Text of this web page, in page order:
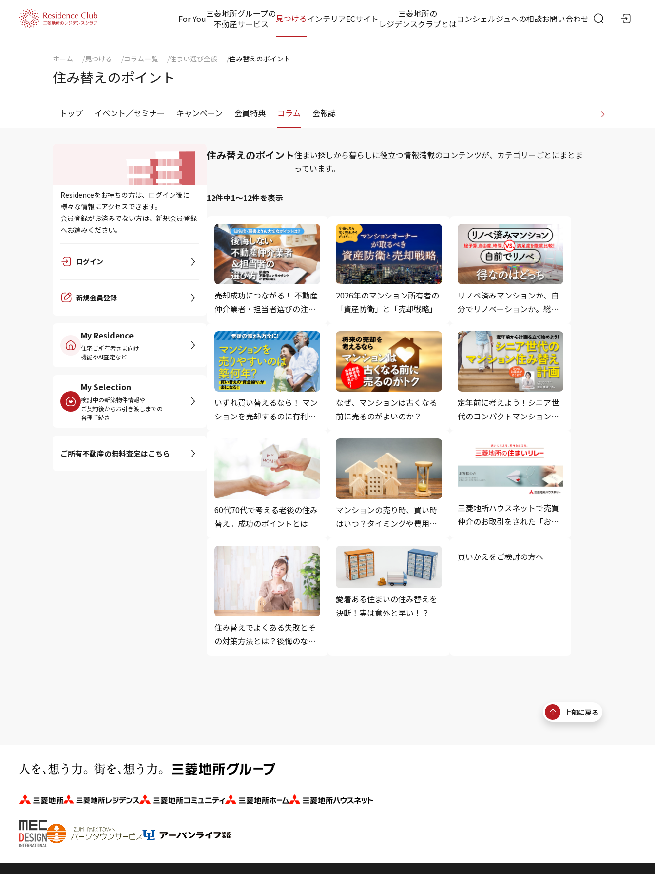
For You三菱地所グループの
不動産サービス
見つけるインテリアECサイト
三菱地所の
レジデンスクラブとはコンシェルジュへの相談お問い合わせ
ホーム 見つける コラム一覧 住まい選び全般 住み替えのポイント
住み替えのポイント
トップ イベント／セミナー キャンペーン 会員特典 コラム 会報誌
Residenceをお持ちの方は、ログイン後に
様々な情報にアクセスできます。
会員登録がお済みでない方は、新規会員登録
へお進みください。
ログイン
新規会員登録
My Residence
住宅ご所有者さま向け
機能やAI査定など
My Selection
検討中の新築物件情報や
ご契約後からお引き渡しまでの
各種手続き
ご所有不動産の無料査定はこちら
住み替えのポイント住まい探しから暮らしに役立つ情報満載のコンテンツが、カテゴリーごとにまとま
っています。
12件中1～12件を表示
売却成功につながる！ 不動産
仲介業者・担当者選びの注意
2026年のマンション所有者の
「資産防衛」と「売却戦略」
リノベ済みマンションか、自
分でリノベーションか。総予
まで徹底比較！
いずれ買い替えるなら！ マン
ションを売却するのに有利な
なぜ、マンションは古くなる
前に売るのがよいのか？
定年前に考えよう！シニア世
代のコンパクトマンションへ
60代70代で考える老後の住み
替え。成功のポイントとは
マンションの売り時、買い時
はいつ？タイミングや費用な
三菱地所ハウスネットで売買
仲介のお取引をされた「お客
住み替えでよくある失敗とそ
の対策方法とは？後悔のない
愛着ある住まいの住み替えを
決断！実は意外と早い！？
買いかえをご検討の方へ
上部に戻る